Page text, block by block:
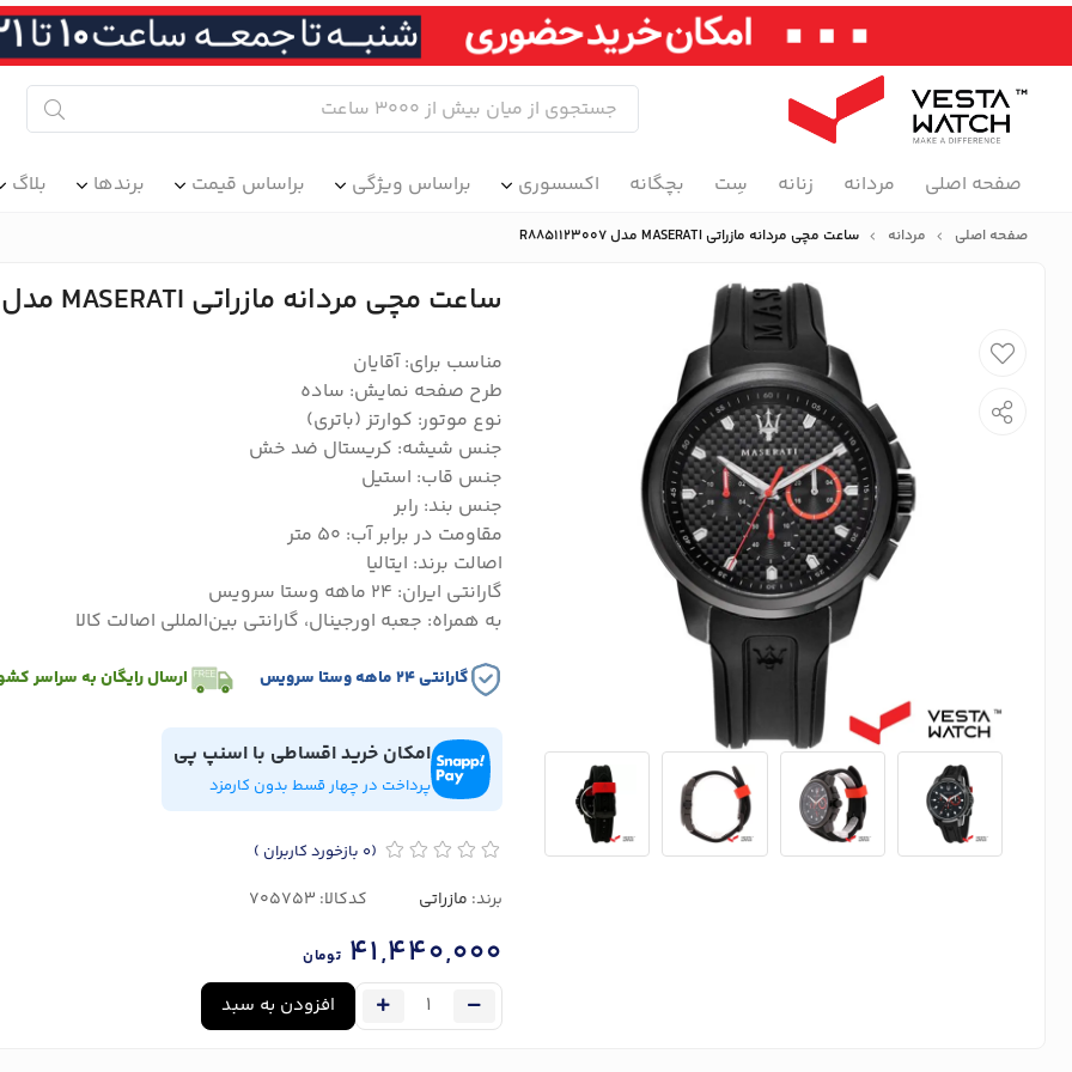
صفحه اصلی مردانه زنانه سِت بچگانه اکسسوری براساس ویژگی براساس قیمت برندها بلاگ
صفحه اصلی مردانه ساعت مچی مردانه مازراتی MASERATI مدل R8851123007
ساعت مچی مردانه مازراتی MASERATI مدل R8851123007
مناسب برای: آقایان
طرح صفحه نمایش: ساده
نوع موتور: کوارتز (باتری)
جنس شیشه: کریستال ضد خش
جنس قاب: استیل
جنس بند: رابر
مقاومت در برابر آب: ۵۰ متر
اصالت برند: ایتالیا
گارانتی ایران: ۲۴ ماهه وستا سرویس
به همراه: جعبه اورجینال، گارانتی بین‌المللی اصالت کالا
گارانتی ۲۴ ماهه وستا سرویس ارسال رایگان به سراسر
امکان خرید اقساطی با اسنپ پی
پرداخت در چهار قسط بدون کارمزد
(0 بازخورد کاربران )
برند: مازراتی کدکالا:
41,440,000 تومان
افزودن به سبد